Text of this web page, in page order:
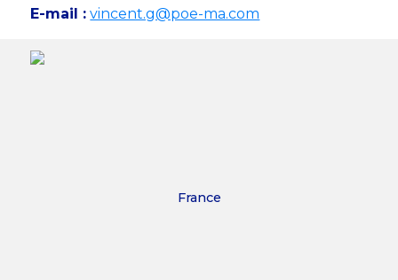
E-mail : vincent.g@poe-ma.com
France